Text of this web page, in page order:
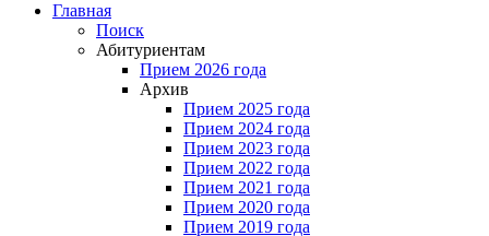
Главная
Поиск
Абитуриентам
Прием 2026 года
Архив
Прием 2025 года
Прием 2024 года
Прием 2023 года
Прием 2022 года
Прием 2021 года
Прием 2020 года
Прием 2019 года